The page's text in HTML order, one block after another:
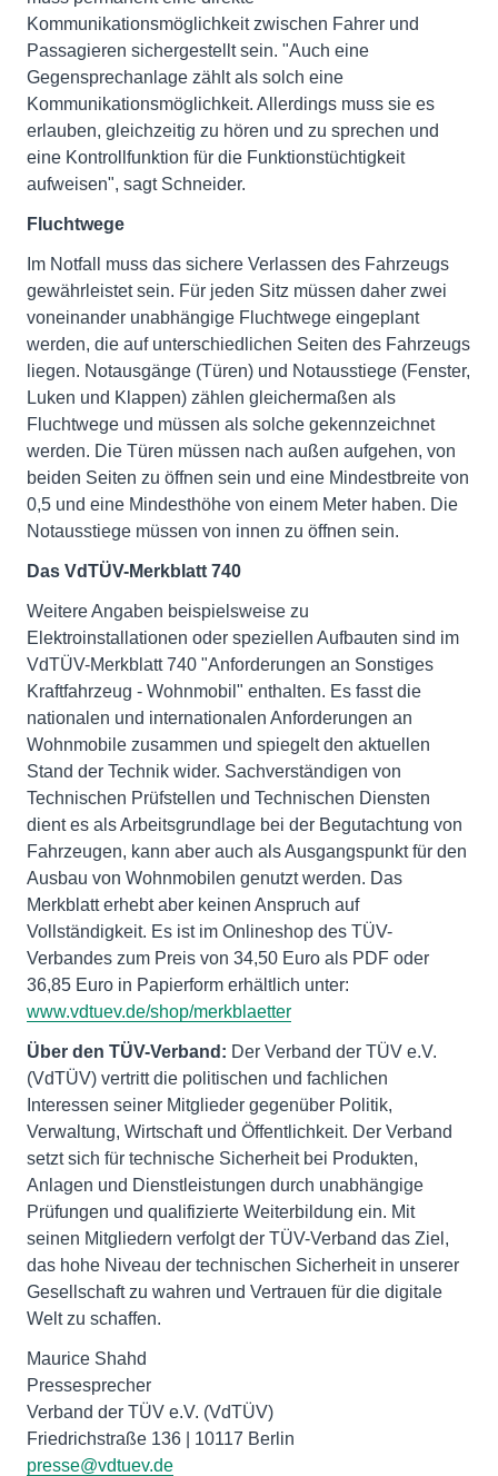
Kommunikationsmöglichkeit zwischen Fahrer und
Passagieren sichergestellt sein. "Auch eine
Gegensprechanlage zählt als solch eine
Kommunikationsmöglichkeit. Allerdings muss sie es
erlauben, gleichzeitig zu hören und zu sprechen und
eine Kontrollfunktion für die Funktionstüchtigkeit
aufweisen", sagt Schneider.
Fluchtwege
Im Notfall muss das sichere Verlassen des Fahrzeugs
gewährleistet sein. Für jeden Sitz müssen daher zwei
voneinander unabhängige Fluchtwege eingeplant
werden, die auf unterschiedlichen Seiten des Fahrzeugs
liegen. Notausgänge (Türen) und Notausstiege (Fenster,
Luken und Klappen) zählen gleichermaßen als
Fluchtwege und müssen als solche gekennzeichnet
werden. Die Türen müssen nach außen aufgehen, von
beiden Seiten zu öffnen sein und eine Mindestbreite von
0,5 und eine Mindesthöhe von einem Meter haben. Die
Notausstiege müssen von innen zu öffnen sein.
Das VdTÜV-Merkblatt 740
Weitere Angaben beispielsweise zu
Elektroinstallationen oder speziellen Aufbauten sind im
VdTÜV-Merkblatt 740 "Anforderungen an Sonstiges
Kraftfahrzeug - Wohnmobil" enthalten. Es fasst die
nationalen und internationalen Anforderungen an
Wohnmobile zusammen und spiegelt den aktuellen
Stand der Technik wider. Sachverständigen von
Technischen Prüfstellen und Technischen Diensten
dient es als Arbeitsgrundlage bei der Begutachtung von
Fahrzeugen, kann aber auch als Ausgangspunkt für den
Ausbau von Wohnmobilen genutzt werden. Das
Merkblatt erhebt aber keinen Anspruch auf
Vollständigkeit. Es ist im Onlineshop des TÜV-
Verbandes zum Preis von 34,50 Euro als PDF oder
36,85 Euro in Papierform erhältlich unter:
www.vdtuev.de/shop/merkblaetter
Über den TÜV-Verband: Der Verband der TÜV e.V.
(VdTÜV) vertritt die politischen und fachlichen
Interessen seiner Mitglieder gegenüber Politik,
Verwaltung, Wirtschaft und Öffentlichkeit. Der Verband
setzt sich für technische Sicherheit bei Produkten,
Anlagen und Dienstleistungen durch unabhängige
Prüfungen und qualifizierte Weiterbildung ein. Mit
seinen Mitgliedern verfolgt der TÜV-Verband das Ziel,
das hohe Niveau der technischen Sicherheit in unserer
Gesellschaft zu wahren und Vertrauen für die digitale
Welt zu schaffen.
Maurice Shahd
Pressesprecher
Verband der TÜV e.V. (VdTÜV)
presse@vdtuev.de